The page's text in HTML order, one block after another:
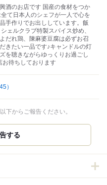
酒のお店です 国産の食材をつか
て日本人のシェフが一人で心を
手作りでお出ししています。飯
ェルクラブ特製スパイス炒め、
だれ鶏、陳麻婆豆腐は必ずお召
きたい一品です♪キャンドルの灯
を聴きながらゆっくりお過ごし
お待ちしております
）
下からご報告ください。
する